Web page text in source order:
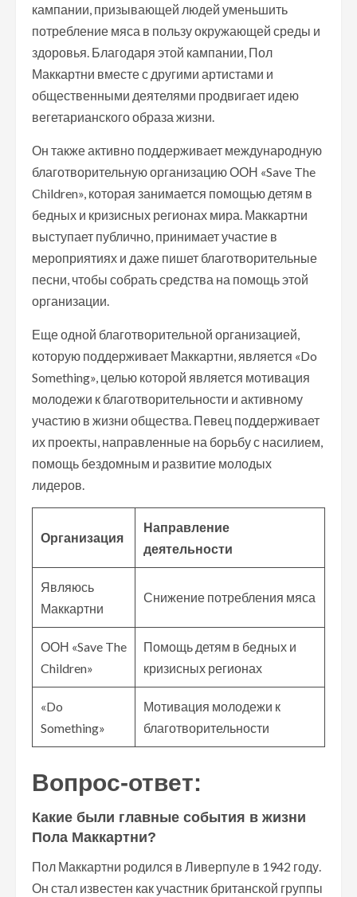
кампании, призывающей людей уменьшить
потребление мяса в пользу окружающей среды и
здоровья. Благодаря этой кампании, Пол
Маккартни вместе с другими артистами и
общественными деятелями продвигает идею
вегетарианского образа жизни.
Он также активно поддерживает международную
благотворительную организацию ООН «Save The
Children», которая занимается помощью детям в
бедных и кризисных регионах мира. Маккартни
выступает публично, принимает участие в
мероприятиях и даже пишет благотворительные
песни, чтобы собрать средства на помощь этой
организации.
Еще одной благотворительной организацией,
которую поддерживает Маккартни, является «Do
Something», целью которой является мотивация
молодежи к благотворительности и активному
участию в жизни общества. Певец поддерживает
их проекты, направленные на борьбу с насилием,
помощь бездомным и развитие молодых
лидеров.
Организация
Направление
деятельности
Являюсь
Маккартни
Снижение потребления мяса
ООН «Save The
Children»
Помощь детям в бедных и
кризисных регионах
«Do
Something»
Мотивация молодежи к
благотворительности
Вопрос-ответ:
Какие были главные события в жизни
Пола Маккартни?
Пол Маккартни родился в Ливерпуле в 1942 году.
Он стал известен как участник британской группы